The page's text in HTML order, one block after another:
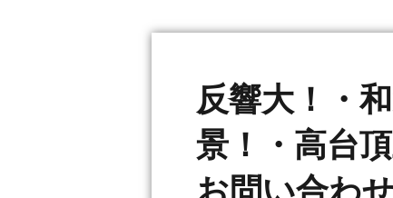
反響大！・
景！・高台
お問い合わ